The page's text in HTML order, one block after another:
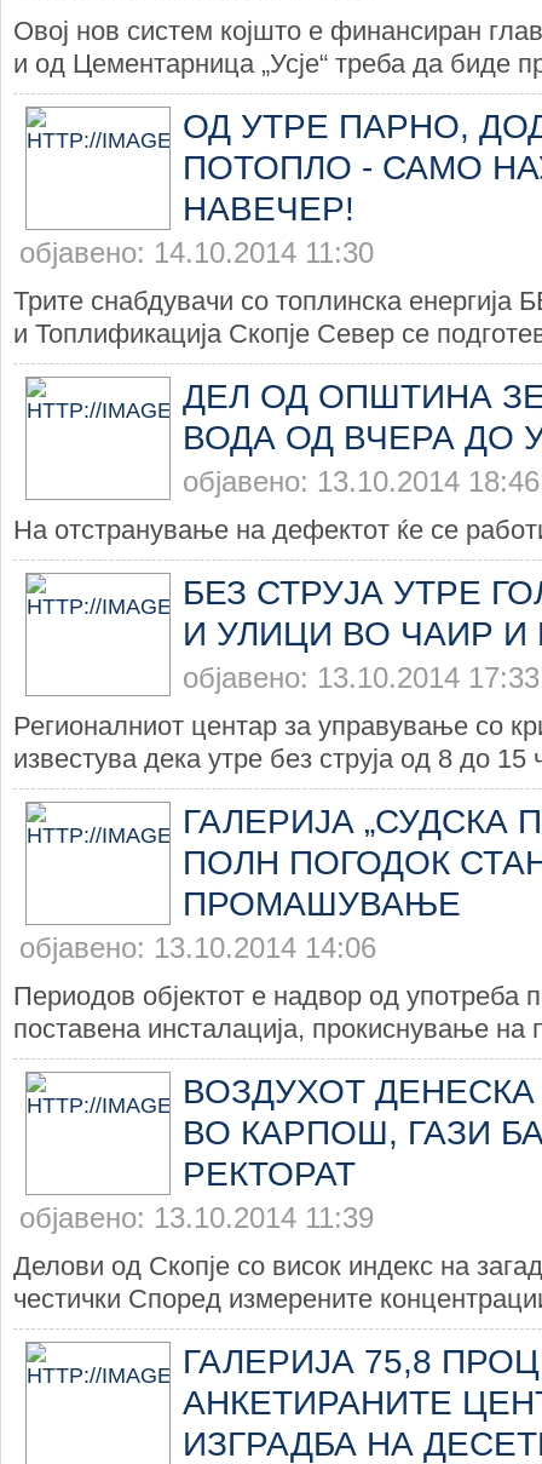
Овој нов систем којшто е финансиран
и од Цементарница „Усје“ треба да биде
ОД УТРЕ ПАРНО,
ПОТОПЛО - САМО
НАВЕЧЕР!
објавено: 14.10.2014 11:30
Трите снабдувачи со топлинска енергија
и Топлификација Скопје Север се
ДЕЛ ОД ОПШТИНА
ВОДА ОД ВЧЕРА ДО
објавено: 13.10.2014 18:46
На отстранување на дефектот ќе се
БЕЗ СТРУЈА УТРЕ
И УЛИЦИ ВО ЧАИР И
објавено: 13.10.2014 17:33
Регионалниот центар за управување со
известува дека утре без струја од 8 до 15
ГАЛЕРИЈА „СУДСКА
ПОЛН ПОГОДОК
ПРОМАШУВАЊЕ
објавено: 13.10.2014 14:06
Периодов објектот е надвор од употреба
поставена инсталација, прокиснување на
ВОЗДУХОТ ДЕНЕСКА
ВО КАРПОШ, ГАЗИ
РЕКТОРАТ
објавено: 13.10.2014 11:39
Делови од Скопје со висок индекс на
честички Според измерените
ГАЛЕРИЈА 75,8
АНКЕТИРАНИТЕ
ИЗГРАДБА НА